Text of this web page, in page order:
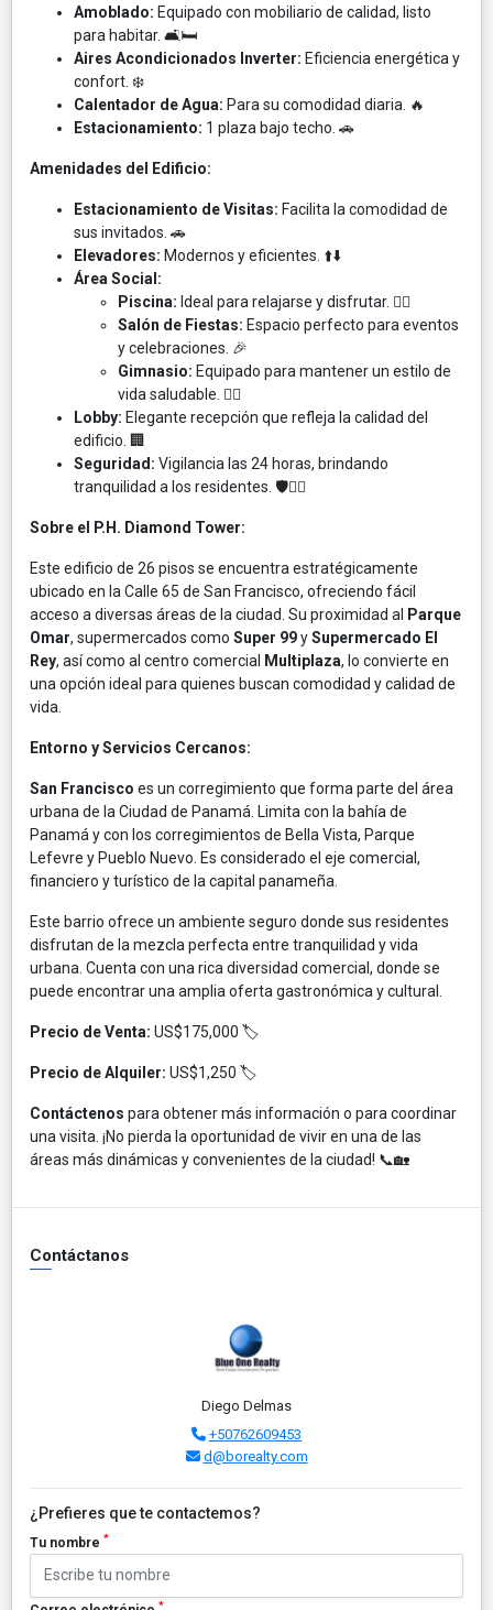
Amoblado: Equipado con mobiliario de calidad, listo
para habitar. 🛋️🛏️​
Aires Acondicionados Inverter: Eficiencia energética y
confort. ❄️​
Calentador de Agua: Para su comodidad diaria. 🔥​
Estacionamiento: 1 plaza bajo techo. 🚗​
Amenidades del Edificio:
Estacionamiento de Visitas: Facilita la comodidad de
sus invitados. 🚗​
Elevadores: Modernos y eficientes. ⬆️⬇️​
Área Social:
Piscina: Ideal para relajarse y disfrutar. 🏊‍♂️​
Salón de Fiestas: Espacio perfecto para eventos
y celebraciones. 🎉​
Gimnasio: Equipado para mantener un estilo de
vida saludable. 🏋️‍♂️​
Lobby: Elegante recepción que refleja la calidad del
edificio. 🏢​
Seguridad: Vigilancia las 24 horas, brindando
tranquilidad a los residentes. 🛡️👮‍♂️​
Sobre el P.H. Diamond Tower:
Este edificio de 26 pisos se encuentra estratégicamente
ubicado en la Calle 65 de San Francisco, ofreciendo fácil
acceso a diversas áreas de la ciudad. Su proximidad al
Parque
Omar, supermercados como Super 99ySupermercado El
Rey, así como al centro comercial Multiplaza, lo convierte en
una opción ideal para quienes buscan comodidad y calidad de
vida. ​
Entorno y Servicios Cercanos:
San Francisco es un corregimiento que forma parte del área
urbana de la Ciudad de Panamá. Limita con la bahía de
Panamá y con los corregimientos de Bella Vista, Parque
Lefevre y Pueblo Nuevo. Es considerado el eje comercial,
financiero y turístico de la capital panameña. ​
Este barrio ofrece un ambiente seguro donde sus residentes
disfrutan de la mezcla perfecta entre tranquilidad y vida
urbana. Cuenta con una rica diversidad comercial, donde se
puede encontrar una amplia oferta gastronómica y cultural. ​
Precio de Venta: US$175,000 🏷️​
Precio de Alquiler: US$1,250 🏷️​
Contáctenos para obtener más información o para coordinar
una visita. ¡No pierda la oportunidad de vivir en una de las
áreas más dinámicas y convenientes de la ciudad! 📞🏡
Contáctanos
Diego Delmas
+50762609453
d@borealty.com
¿Prefieres que te contactemos?
Tu nombre *
*